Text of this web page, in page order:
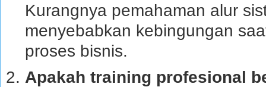
Kurangnya pemahaman alur
menyebabkan kebingungan
proses bisnis.
Apakah training profesional